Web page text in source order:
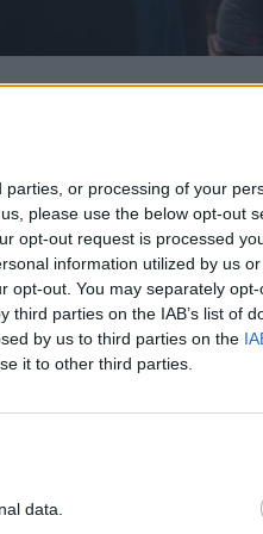
or processing of your
please use the below opt-out
opt-out request is processed
information utilized by us
opt-out. You may separately
parties on the IAB’s list of
by us to third parties on the
it to other third parties.
data.
βαθμό, η
της αξιολόγηση
έφεση κατά της
δεκαπέντε αθωώσεις
επιτελικούς της
διάθεση της
την οδηγήσει στο